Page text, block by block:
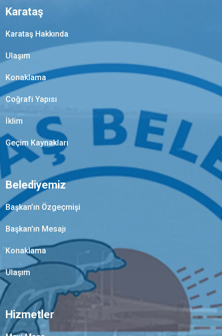
Karataş
Karataş Hakkında
Ulaşım
Konaklama
Coğrafi Yapısı
İklim
Geçim Kaynakları
Belediyemiz
Başkan’ın Özgeçmişi
Başkan'ın Mesajı
Konaklama
Ulaşım
Hizmetler